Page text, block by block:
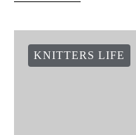
KNITTERS LIFE